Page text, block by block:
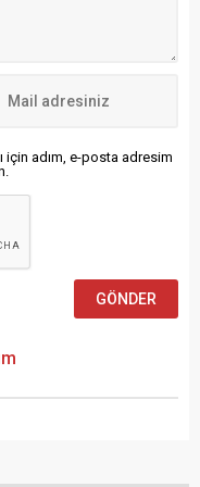
için adım, e-posta adresim